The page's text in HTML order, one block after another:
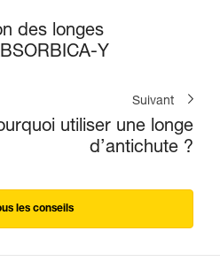
des longes
Y
Suivant
utiliser une longe
d’antichute ?
les conseils